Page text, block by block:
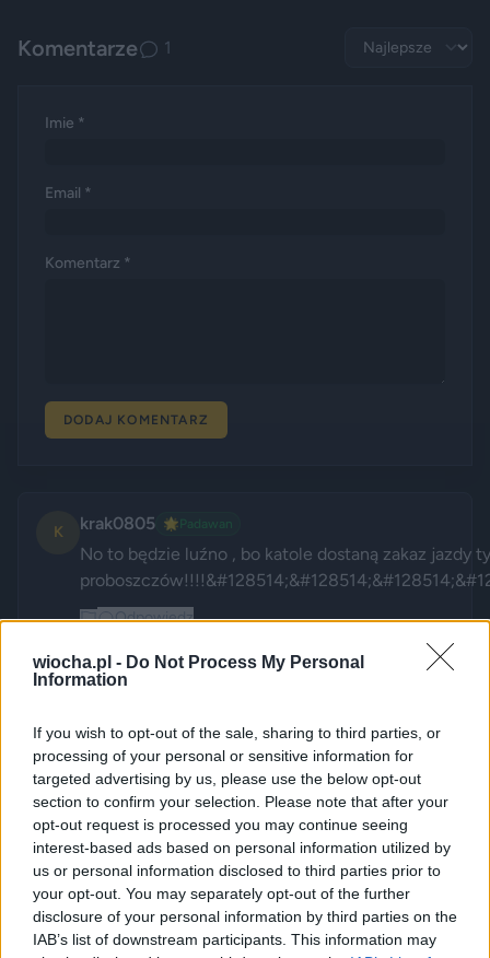
wiocha.pl - Do Not Process My Personal
Information
If you wish to opt-out of the sale, sharing to third parties, or
processing of your personal or sensitive information for
targeted advertising by us, please use the below opt-out
section to confirm your selection. Please note that after your
opt-out request is processed you may continue seeing
interest-based ads based on personal information utilized by
us or personal information disclosed to third parties prior to
your opt-out. You may separately opt-out of the further
disclosure of your personal information by third parties on the
IAB’s list of downstream participants. This information may
Komentarze 1
Imie *
Email *
Komentarz *
DODAJ KOMENTARZ
K krak0805 🌟 Padawan
No to będzie luźno , bo katole dostaną zakaz jazdy
Odpowiedz
A abababa2 Snajper 2 miesiące temu
Gdańskiej określili decyzję
przewoźnika o przywróceniu
numeru 666 &#8222;całkowicie
niezrozumiałą i
prowokacyjną&#8221;.
Podkreślają, że zestawienie
&#8222;piekielnej&#8221; liczby
z nazwą miejscowości Hel
(kojarzącą się z angielskim
-